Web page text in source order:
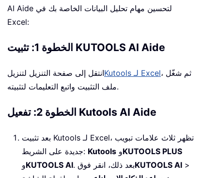
AI Aide لتحسين مهام تحليل البيانات الخاصة بك في
Excel:
الخطوة 1: تثبيت KUTOOLS AI Aide
انتقل إلى صفحة التنزيل لتنزيل Kutools لـ Excel، ثم شغّل
ملف التثبيت واتبع التعليمات لتثبيته.
الخطوة 2: تفعيل Kutools AI Aide
بعد تثبيت Kutools لـ Excel، تظهر ثلاث علامات تبويب
جديدة على الشريط: Kutools وKUTOOLS PLUS
وKUTOOLS AI . بعد ذلك، انقر فوقKUTOOLS AI >